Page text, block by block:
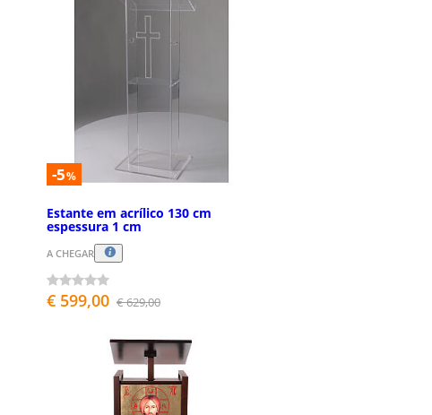
-5%
Estante em acrílico 130 cm
espessura 1 cm
A CHEGAR
€ 599,00 € 629,00